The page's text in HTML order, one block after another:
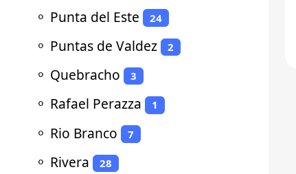
⚬ Punta del Este 24
⚬ Puntas de Valdez 2
⚬ Quebracho 3
⚬ Rafael Perazza 1
⚬ Rio Branco 7
⚬ Rivera 28